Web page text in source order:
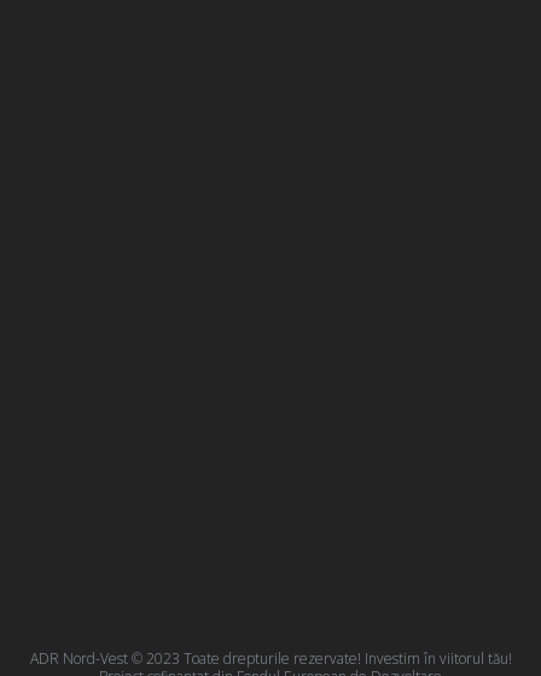
ADR Nord-Vest © 2023 Toate drepturile rezervate! Investim în viitorul tău!